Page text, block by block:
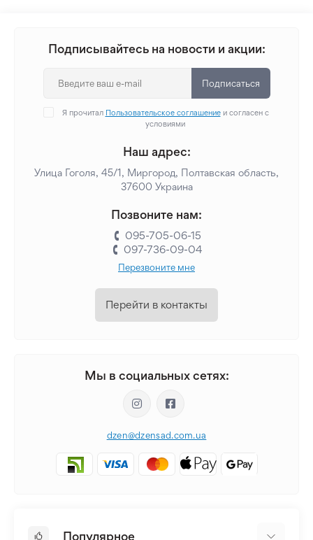
Подписывайтесь на новости и акции:
Подписаться
Я прочитал Пользовательское соглашениеи согласен с
условиями
Наш адрес:
Улица Гоголя, 45/1, Миргород, Полтавская область,
37600 Украина
Позвоните нам:
095-705-06-15
097-736-09-04
Перезвоните мне
Перейти в контакты
Мы в социальных сетях:
dzen@dzensad.com.ua
Популярное